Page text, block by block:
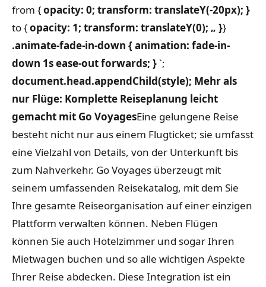
from {opacity: 0; transform: translateY(-20px); }
to {opacity: 1; transform: translateY(0); „ }}
.animate-fade-in-down { animation: fade-in-
down 1s ease-out forwards; }`;
document.head.appendChild(style); Mehr als
nur Flüge: Komplette Reiseplanung leicht
gemacht mit Go VoyagesEine gelungene Reise
besteht nicht nur aus einem Flugticket; sie umfasst
eine Vielzahl von Details, von der Unterkunft bis
zum Nahverkehr. Go Voyages überzeugt mit
seinem umfassenden Reisekatalog, mit dem Sie
Ihre gesamte Reiseorganisation auf einer einzigen
Plattform verwalten können. Neben Flügen
können Sie auch Hotelzimmer und sogar Ihren
Mietwagen buchen und so alle wichtigen Aspekte
Ihrer Reise abdecken. Diese Integration ist ein